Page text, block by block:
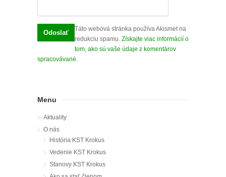
Táto webová stránka používa Akismet na
redukciu spamu. Získajte viac informácií o
tom, ako sú vaše údaje z komentárov
spracovávané.
Menu
Aktuality
O nás
História KST Krokus
Vedenie KST Krokus
Stanovy KST Krokus